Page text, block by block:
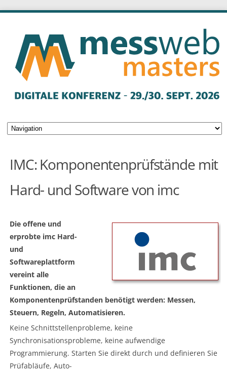
IMC: Komponentenprüfstände mit
Hard- und Software von imc
Die offene und
erprobte imc Hard-
und
Softwareplattform
vereint alle
Funktionen, die an
Komponentenprüfstanden benötigt werden: Messen,
Steuern, Regeln, Automatisieren.
Keine Schnittstellenprobleme, keine
Synchronisationsprobleme, keine aufwendige
Programmierung. Starten Sie direkt durch und definieren Sie
Prüfabläufe, Auto-